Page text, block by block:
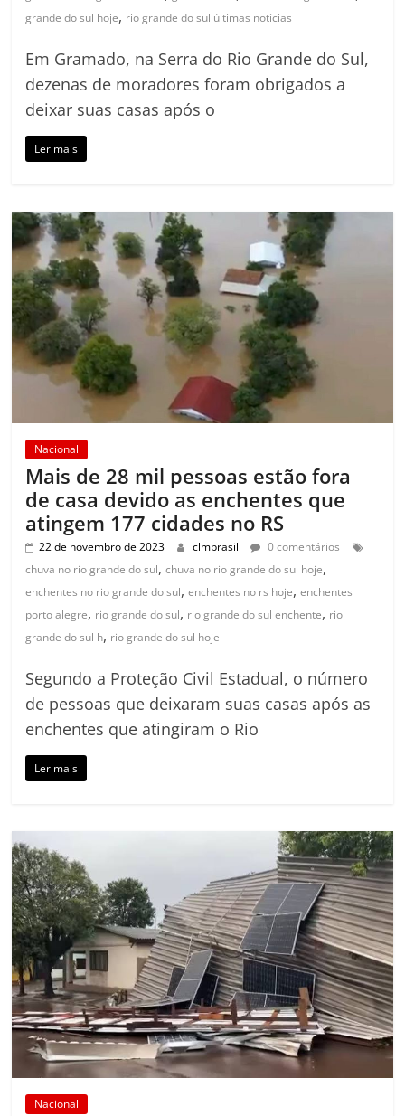
grande do sul hoje, rio grande do sul últimas notícias
Em Gramado, na Serra do Rio Grande do Sul,
dezenas de moradores foram obrigados a
deixar suas casas após o
Ler mais
Nacional
Mais de 28 mil pessoas estão fora
de casa devido as enchentes que
atingem 177 cidades no RS
22 de novembro de 2023 clmbrasil
0 comentários
chuva no rio grande do sul,chuva no rio grande do sul hoje,
enchentes no rio grande do sul,enchentes no rs hoje,enchentes
porto alegre, rio grande do sul, rio grande do sul enchente, rio
grande do sul h, rio grande do sul hoje
Segundo a Proteção Civil Estadual, o número
de pessoas que deixaram suas casas após as
enchentes que atingiram o Rio
Ler mais
Nacional